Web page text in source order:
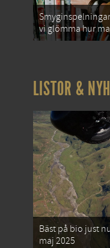
vi glömma hur
LISTOR &
Bäst på bio just
maj 2025